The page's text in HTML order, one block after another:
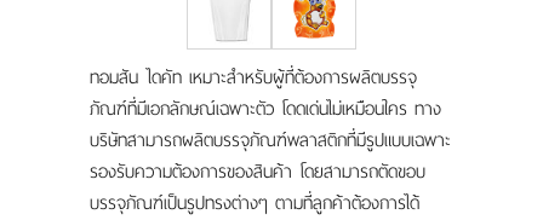
ติดต่อเราทอมสัน ไดคัท เหมาะสำหรับผู้ที่ต้องการผลิตบรรจุ
ภัณฑ์ที่มีเอกลักษณ์เฉพาะตัว โดดเด่นไม่เหมือนใคร ทาง
บริษัทสามารถผลิตบรรจุภัณฑ์พลาสติกที่มีรูปแบบเฉพาะ
รองรับความต้องการของสินค้า โดยสามารถตัดขอบ
บรรจุภัณฑ์เป็นรูปทรงต่างๆ ตามที่ลูกค้าต้องการได้